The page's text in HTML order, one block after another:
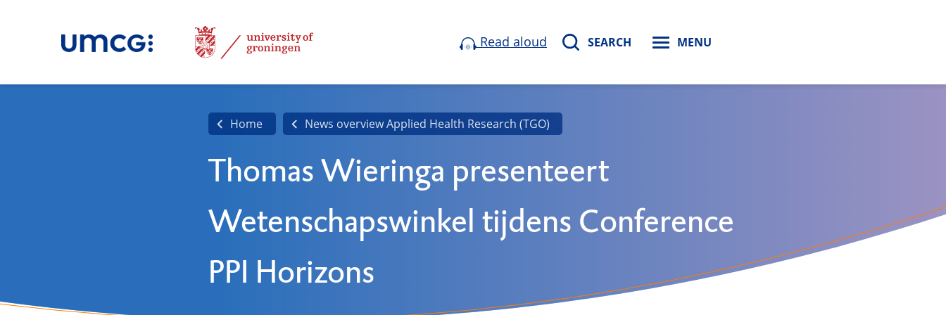
Read aloud SEARCH MENU
Home News overview Applied Health Research (TGO)
Thomas Wieringa presenteert
Wetenschapswinkel tijdens Conference
PPI Horizons